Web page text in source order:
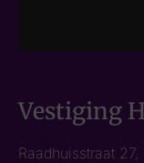
Vestiging
Raadhuisstraat